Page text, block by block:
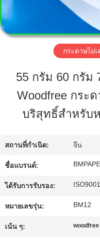
เกี่ยว
กับ
ทัวร์
โรงงาน
ควบคุม
คุณภาพ
ติดต่อ
เรา
กระดาษไม่
55 กรัม 60 กรัม
Woodfree กระ
บริสุทธิ์สำหรับ
สถานที่กำเนิด: จีน
ชื่อแบรนด์:
ได้รับการรับรอง:
หมายเลขรุ่น: BM12
เน้น ๆ: